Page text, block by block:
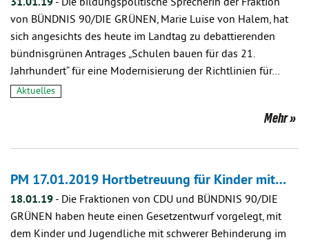
- Die bildungspolitische Sprecherin der Fraktion
von BÜNDNIS 90/DIE GRÜNEN, Marie Luise von Halem, hat
sich angesichts des heute im Landtag zu debattierenden
bündnisgrünen Antrages „Schulen bauen für das 21.
Jahrhundert“ für eine Modernisierung der Richtlinien für…
Aktuelles
Mehr
PM 17.01.2019 Hortbetreuung für Kinder mit…
18.01.19 - Die Fraktionen von CDU und BÜNDNIS 90/DIE
GRÜNEN haben heute einen Gesetzentwurf vorgelegt, mit
dem Kinder und Jugendliche mit schwerer Behinderung im